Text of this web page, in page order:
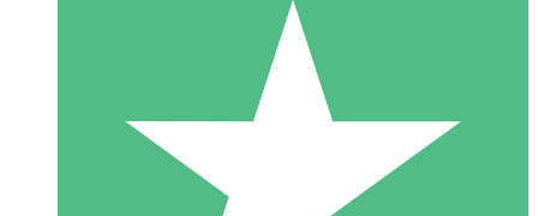
10 Downloads
20 00